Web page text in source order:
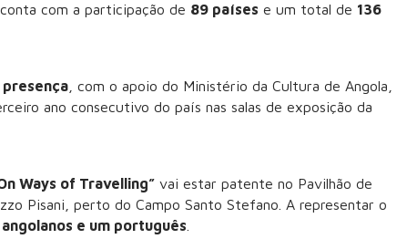
com a participação de 89 países e um total de 136
, com o apoio do Ministério da Cultura de Angola,
ano consecutivo do país nas salas de exposição da
Ways of Travelling” vai estar patente no Pavilhão de
Pisani, perto do Campo Santo Stefano. A representar o
e um português